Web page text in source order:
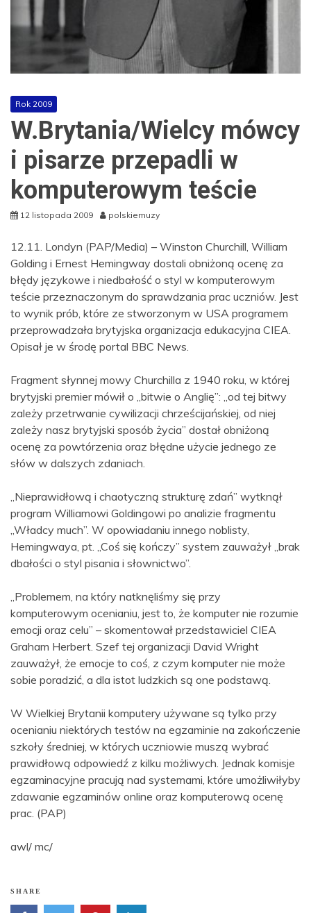
Rok 2009
W.Brytania/Wielcy mówcy
i pisarze przepadli w
komputerowym teście
12 listopada 2009 polskiemuzy
12.11. Londyn (PAP/Media) – Winston Churchill, William
Golding i Ernest Hemingway dostali obniżoną ocenę za
błędy językowe i niedbałość o styl w komputerowym
teście przeznaczonym do sprawdzania prac uczniów. Jest
to wynik prób, które ze stworzonym w USA programem
przeprowadzała brytyjska organizacja edukacyjna CIEA.
Opisał je w środę portal BBC News.
Fragment słynnej mowy Churchilla z 1940 roku, w której
brytyjski premier mówił o „bitwie o Anglię”: „od tej bitwy
zależy przetrwanie cywilizacji chrześcijańskiej, od niej
zależy nasz brytyjski sposób życia” dostał obniżoną
ocenę za powtórzenia oraz błędne użycie jednego ze
słów w dalszych zdaniach.
„Nieprawidłową i chaotyczną strukturę zdań” wytknął
program Williamowi Goldingowi po analizie fragmentu
„Władcy much”. W opowiadaniu innego noblisty,
Hemingwaya, pt. „Coś się kończy” system zauważył „brak
dbałości o styl pisania i słownictwo”.
„Problemem, na który natknęliśmy się przy
komputerowym ocenianiu, jest to, że komputer nie rozumie
emocji oraz celu” – skomentował przedstawiciel CIEA
Graham Herbert. Szef tej organizacji David Wright
zauważył, że emocje to coś, z czym komputer nie może
sobie poradzić, a dla istot ludzkich są one podstawą.
W Wielkiej Brytanii komputery używane są tylko przy
ocenianiu niektórych testów na egzaminie na zakończenie
szkoły średniej, w których uczniowie muszą wybrać
prawidłową odpowiedź z kilku możliwych. Jednak komisje
egzaminacyjne pracują nad systemami, które umożliwiłyby
zdawanie egzaminów online oraz komputerową ocenę
prac. (PAP)
awl/ mc/
SHARE